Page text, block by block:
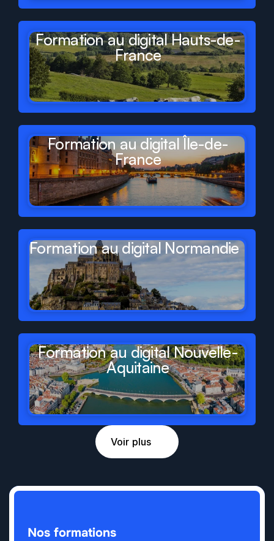
Formation au digital Hauts-de-
France
Formation au digital Île-de-
France
Formation au digital Normandie
Formation au digital Nouvelle-
Aquitaine
Voir plus
Nos formations